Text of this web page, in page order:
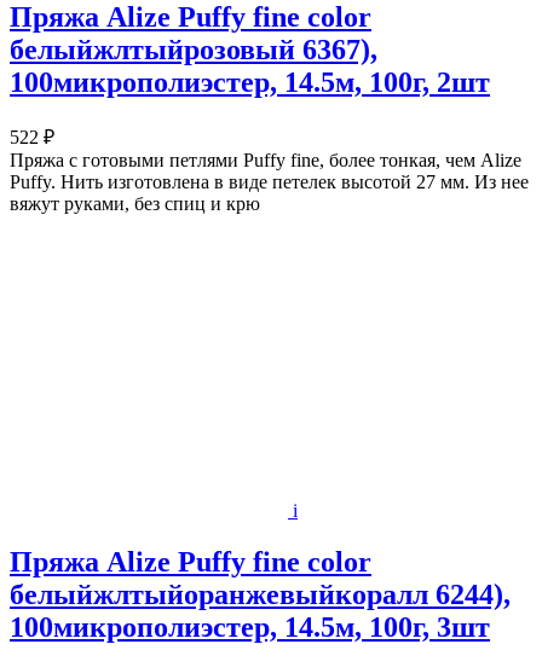
Пряжа Alize Puffy fine color
белыйжлтыйрозовый 6367),
100микрополиэстер, 14.5м, 100г, 2шт
522 ₽
Пряжа с готовыми петлями Puffy fine, более тонкая, чем Alize
Puffy. Нить изготовлена в виде петелек высотой 27 мм. Из нее
вяжут руками, без спиц и крю
i
Пряжа Alize Puffy fine color
белыйжлтыйоранжевыйкоралл 6244),
100микрополиэстер, 14.5м, 100г, 3шт